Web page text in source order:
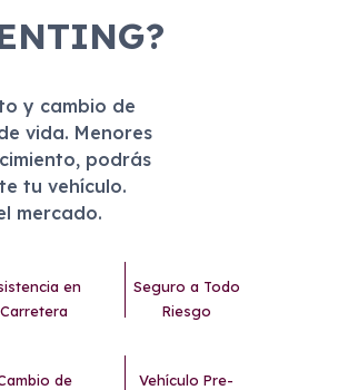
y cambio de
vida. Menores
podrás
tu vehículo.
mercado.
en
Carretera
Seguro a Todo
Riesgo
de
Vehículo Pre-